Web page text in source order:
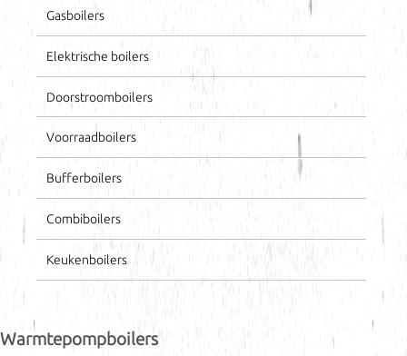
Gasboilers
Elektrische boilers
Doorstroomboilers
Voorraadboilers
Bufferboilers
Combiboilers
Keukenboilers
Warmtepompboilers